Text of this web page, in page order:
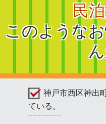
民
このような
神戸市西区神出
ている。